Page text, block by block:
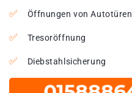
Öffnungen von Autotüren
Tresoröffnung
Diebstahlsicherung